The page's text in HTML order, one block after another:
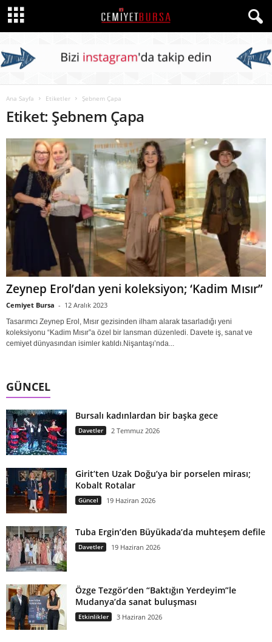
Ana Sayfa Etiketler Şebnem Çapa
Etiket: Şebnem Çapa
Zeynep Erol’dan yeni koleksiyon; ‘Kadim Mısır”
Cemiyet Bursa - 12 Aralık 2023
Tasarımcı Zeynep Erol, Mısır gezisinden ilham alarak tasarladığı yeni
koleksiyonu “Kadim Mısır”a özel bir lansman düzenledi. Davete iş, sanat ve
cemiyet dünyasından isimler katıldı.Nişantaşı’nda...
GÜNCEL
Bursalı kadınlardan bir başka gece
Davetler 2 Temmuz 2026
Girit’ten Uzak Doğu’ya bir porselen mirası;
Kobalt Rotalar
Güncel 19 Haziran 2026
Tuba Ergin’den Büyükada’da muhteşem defile
Davetler 19 Haziran 2026
Özge Tezgör’den “Baktığın Yerdeyim”le
Mudanya’da sanat buluşması
Etkinlikler 3 Haziran 2026